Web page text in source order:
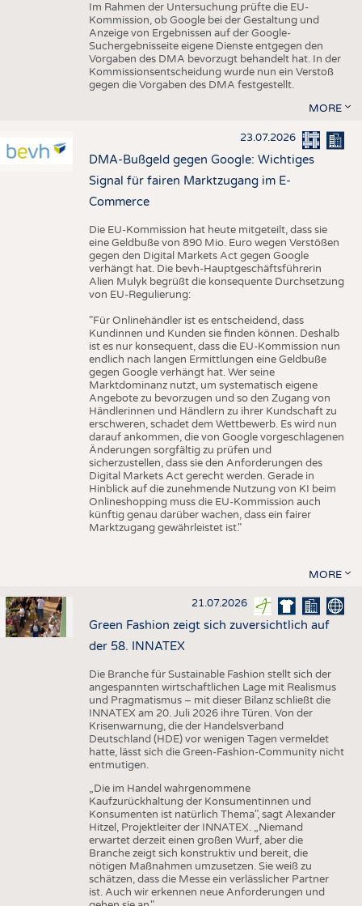
Im Rahmen der Untersuchung prüfte die EU-
Kommission, ob Google bei der Gestaltung und
Anzeige von Ergebnissen auf der Google-
Suchergebnisseite eigene Dienste entgegen den
Vorgaben des DMA bevorzugt behandelt hat. In der
Kommissionsentscheidung wurde nun ein Verstoß
gegen die Vorgaben des DMA festgestellt.
MORE
23.07.2026
DMA-Bußgeld gegen Google: Wichtiges
Signal für fairen Marktzugang im E-
Commerce
Die EU-Kommission hat heute mitgeteilt, dass sie
eine Geldbuße von 890 Mio. Euro wegen Verstößen
gegen den Digital Markets Act gegen Google
verhängt hat. Die bevh-Hauptgeschäftsführerin
Alien Mulyk begrüßt die konsequente Durchsetzung
von EU-Regulierung:
"Für Onlinehändler ist es entscheidend, dass
Kundinnen und Kunden sie finden können. Deshalb
ist es nur konsequent, dass die EU-Kommission nun
endlich nach langen Ermittlungen eine Geldbuße
gegen Google verhängt hat. Wer seine
Marktdominanz nutzt, um systematisch eigene
Angebote zu bevorzugen und so den Zugang von
Händlerinnen und Händlern zu ihrer Kundschaft zu
erschweren, schadet dem Wettbewerb. Es wird nun
darauf ankommen, die von Google vorgeschlagenen
Änderungen sorgfältig zu prüfen und
sicherzustellen, dass sie den Anforderungen des
Digital Markets Act gerecht werden. Gerade in
Hinblick auf die zunehmende Nutzung von KI beim
Onlineshopping muss die EU-Kommission auch
künftig genau darüber wachen, dass ein fairer
Marktzugang gewährleistet ist."
MORE
21.07.2026
Green Fashion zeigt sich zuversichtlich auf
der 58. INNATEX
Die Branche für Sustainable Fashion stellt sich der
angespannten wirtschaftlichen Lage mit Realismus
und Pragmatismus – mit dieser Bilanz schließt die
INNATEX am 20. Juli 2026 ihre Türen. Von der
Krisenwarnung, die der Handelsverband
Deutschland (HDE) vor wenigen Tagen vermeldet
hatte, lässt sich die Green-Fashion-Community nicht
entmutigen.
„Die im Handel wahrgenommene
Kaufzurückhaltung der Konsumentinnen und
Konsumenten ist natürlich Thema", sagt Alexander
Hitzel, Projektleiter der INNATEX. „Niemand
erwartet derzeit einen großen Wurf, aber die
Branche zeigt sich konstruktiv und bereit, die
nötigen Maßnahmen umzusetzen. Sie weiß zu
schätzen, dass die Messe ein verlässlicher Partner
ist. Auch wir erkennen neue Anforderungen und